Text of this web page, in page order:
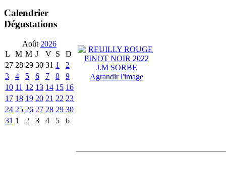
Calendrier
Dégustations
Août 2026
L
M M J V S
D
27 28 29 30 31 1
2
3
4 5 6 7 8
9
10 11 12 13 14 15 16
17 18 19 20 21 22 23
24 25 26 27 28 29 30
31 1 2 3 4 5 6
Agrandir l'image